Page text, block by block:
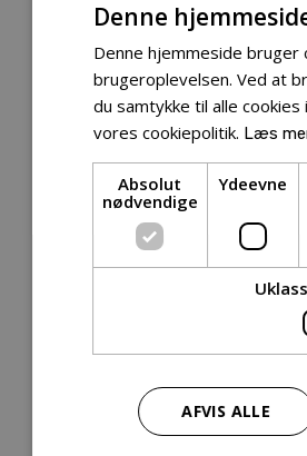
Tilbehør
Tilbehør
Tilbehør
Tilbehør
Tilbehør
Tilbehør Kæder
Tilbehør Sværd
Tilbehør
Tilbehør
Tilbehør Walk
Reservedele
Reservedele
Denne
Denne hjemmeside
brugeroplevelsen. Ved at
du samtykke til alle
vores cookiepolitik. Læs
Absolut
nødvendige
Ydeevne
AFVIS ALLE